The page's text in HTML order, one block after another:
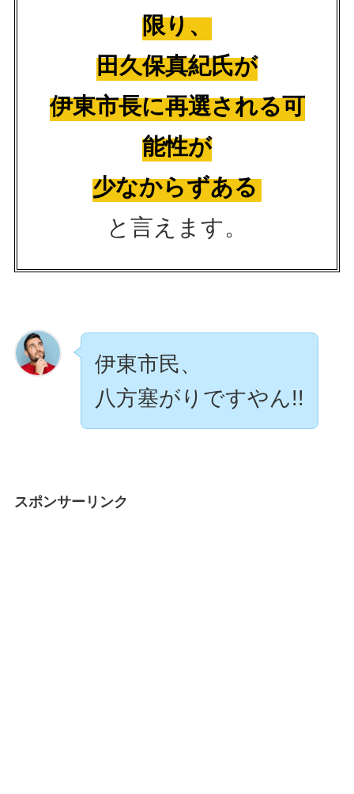
限り、
田久保真紀氏が
伊東市長に再選される可
能性が
少なからずある
と言えます。
伊東市民、
八方塞がりですやん!!
スポンサーリンク